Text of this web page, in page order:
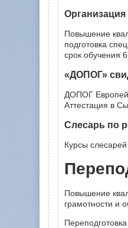
Повышение
подготовка
срок обучения
«ДОПОГ»
ДОПОГ
Аттестация в
Слесарь по
Курсы
Повышение
грамотности и